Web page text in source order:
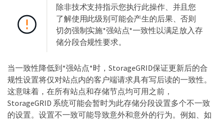
除非技术支持指示您执行此操作、并且您
了解使用此级别可能会产生的后果、否则
切勿强制实施*强站点*一致性以满足放入存
储分段合规性要求。
当一致性降低到*强站点*时，StorageGRID保证更新后的合
规性设置将仅对站点内的客户端请求具有写后读的一致性。
这意味着，在所有站点和存储节点均可用之前，
StorageGRID 系统可能会暂时为此存储分段设置多个不一致
的设置。设置不一致可能导致意外和意外的行为。例如、如